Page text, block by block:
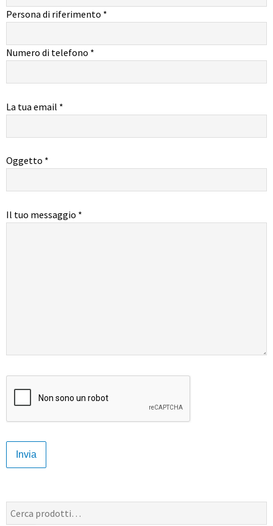
Persona di riferimento *
Numero di telefono *
La tua email *
Oggetto *
Il tuo messaggio *
Cerca: